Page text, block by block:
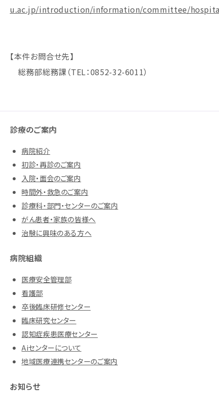
u.ac.jp/introduction/information/committee/
【本件お問合せ先】
総務部総務課（TEL：0852-32-6011）
診療のご案内
病院紹介
初診・再診のご案内
入院・面会のご案内
時間外・救急のご案内
診療科・部門・センターのご案内
がん患者・家族の皆様へ
治験に興味のある方へ
病院組織
医療安全管理部
看護部
卒後臨床研修センター
臨床研究センター
認知症疾患医療センター
Aiセンターについて
地域医療連携センターのご案内
お知らせ